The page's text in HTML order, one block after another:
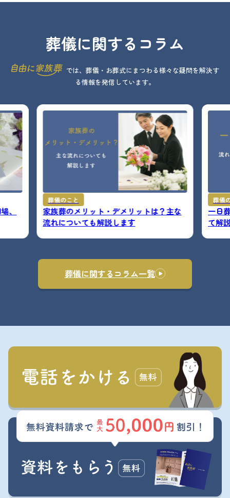
葬儀に関するコラム
では、葬儀・お葬式にまつわる様々な疑問を解決す
る情報を発信しています。
、
葬儀のこと
家族葬のメリット・デメリットは？主な
流れについても解説します
葬儀
一日
て解
葬儀に関するコラム一覧